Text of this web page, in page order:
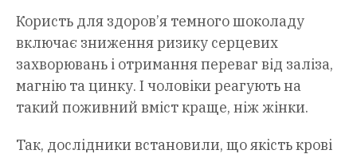
Користь для здоров’я темного шоколаду
включає зниження ризику серцевих
захворювань і отримання переваг від заліза,
магнію та цинку. І чоловіки реагують на
такий поживний вміст краще, ніж жінки.
Так, дослідники встановили, що якість крові